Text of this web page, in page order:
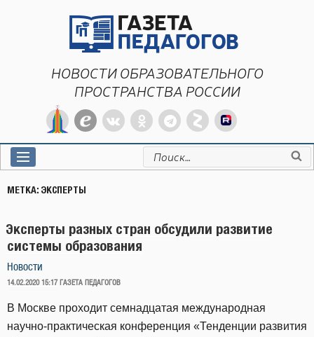
НОВОСТИ ОБРАЗОВАТЕЛЬНОГО
ПРОСТРАНСТВА РОССИИ
Искать:
МЕТКА: ЭКСПЕРТЫ
Эксперты разных стран обсудили развитие
системы образования
Новости
ОПУБЛИКОВАНО
14.02.2020 15:17 ГАЗЕТА ПЕДАГОГОВ
В Москве проходит семнадцатая международная
научно-практическая конференция «Тенденции развития